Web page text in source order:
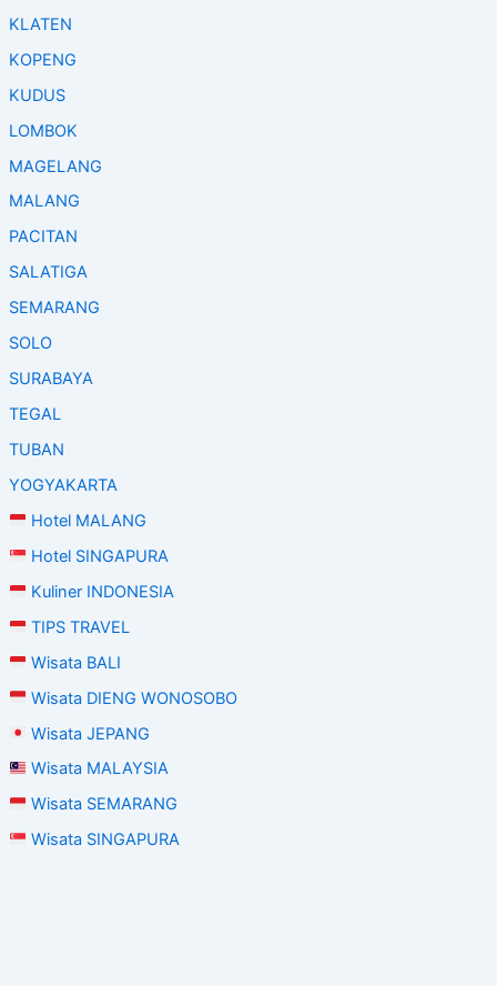
KLATEN
KOPENG
KUDUS
LOMBOK
MAGELANG
MALANG
PACITAN
SALATIGA
SEMARANG
SOLO
SURABAYA
TEGAL
TUBAN
YOGYAKARTA
Hotel MALANG
Hotel SINGAPURA
Kuliner INDONESIA
TIPS TRAVEL
Wisata BALI
Wisata DIENG WONOSOBO
Wisata JEPANG
Wisata MALAYSIA
Wisata SEMARANG
Wisata SINGAPURA